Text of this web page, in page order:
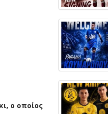
ο οποίος